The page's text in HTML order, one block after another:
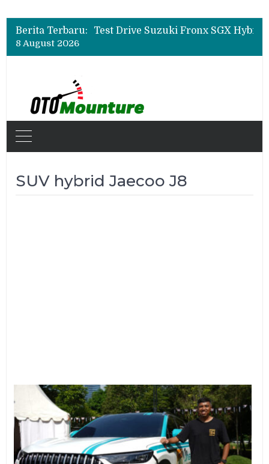
Berita Terbaru:
Beli Mobil Jangan Cuma Lihat Cicilan, TAF dan OJK Tekankan Pentingnya Literasi Keuangan
Beli Mobil Jangan Cuma Lihat Cicilan, TAF dan OJK Tekankan Pentingnya Literasi Keuangan
8 August 2026
SUV hybrid Jaecoo J8